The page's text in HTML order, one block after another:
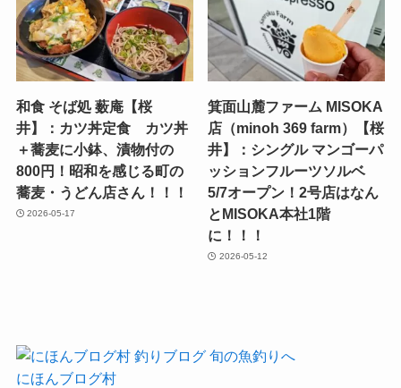
和食 そば処 薮庵【桜
井】：カツ丼定食 カツ丼
＋蕎麦に小鉢、漬物付の
800円！昭和を感じる町の
蕎麦・うどん店さん！！！
2026-05-17
箕面山麓ファーム MISOKA
店（minoh 369 farm）【桜
井】：シングル マンゴーパ
ッションフルーツソルベ
5/7オープン！2号店はなん
とMISOKA本社1階
に！！！
2026-05-12
にほんブログ村